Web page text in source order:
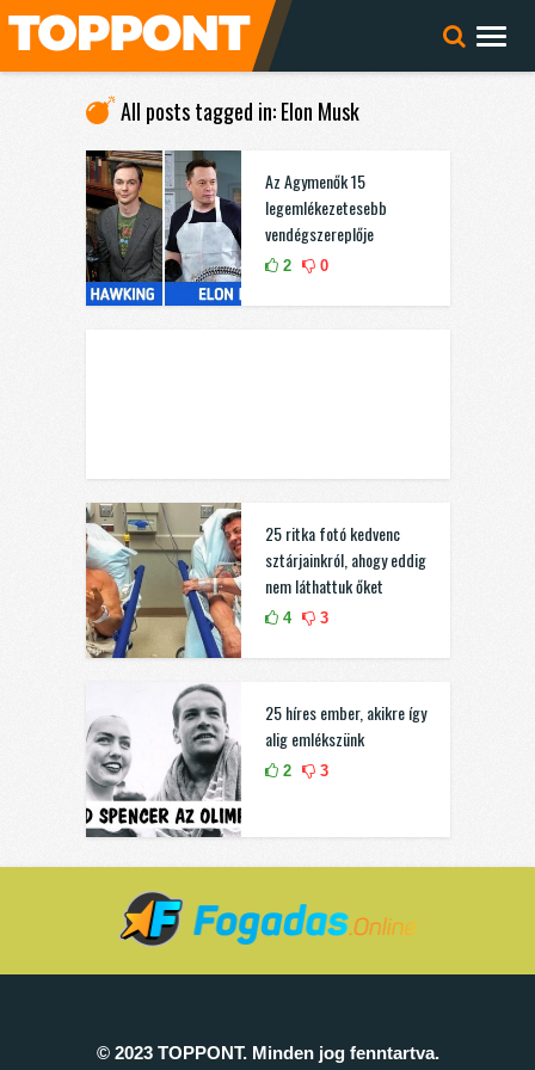
All posts tagged in: Elon Musk
Az Agymenők 15
legemlékezetesebb
vendégszereplője
2 0
25 ritka fotó kedvenc
sztárjainkról, ahogy eddig
nem láthattuk őket
4 3
25 híres ember, akikre így
alig emlékszünk
2 3
© 2023 TOPPONT. Minden jog fenntartva.